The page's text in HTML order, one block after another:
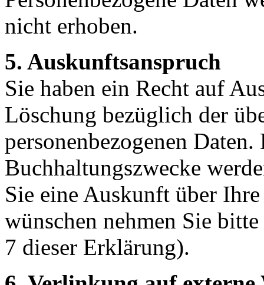
nicht erhoben.
5. Auskunftsanspruch
Sie haben ein Recht auf
Löschung bezüglich der
personenbezogenen
Buchhaltungszwecke
Sie eine Auskunft über
wünschen nehmen Sie
7 dieser Erklärung).